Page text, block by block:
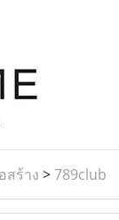
ร้าง >789club